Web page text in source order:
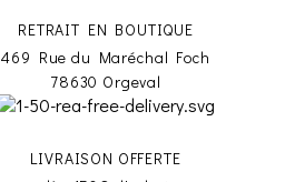
RETRAIT EN BOUTIQUE
469 Rue du Maréchal Foch
78630 Orgeval
LIVRAISON OFFERTE